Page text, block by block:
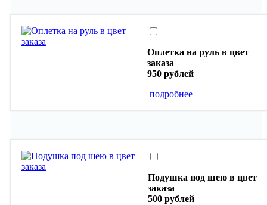
Оплетка на руль в цвет
заказа
950 рублей
подробнее
Подушка под шею в цвет
заказа
500 рублей